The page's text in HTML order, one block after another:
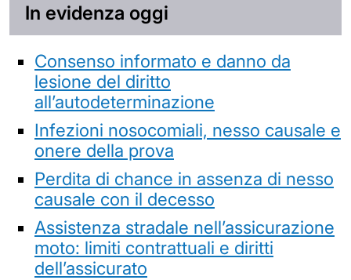
In evidenza oggi
Consenso informato e danno da
lesione del diritto
all’autodeterminazione
Infezioni nosocomiali, nesso causale e
onere della prova
Perdita di chance in assenza di nesso
causale con il decesso
Assistenza stradale nell’assicurazione
moto: limiti contrattuali e diritti
dell’assicurato